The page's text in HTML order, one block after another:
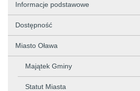
Informacje podstawowe
Dostępność
Miasto Oława
Majątek Gminy
Statut Miasta